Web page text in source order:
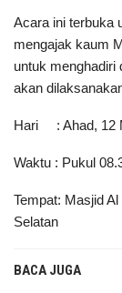
Acara ini terbuka
mengajak kaum
untuk menghadiri
akan
Hari : Ahad, 12
Waktu : Pukul
Tempat: Masjid
Selatan
BACA JUGA